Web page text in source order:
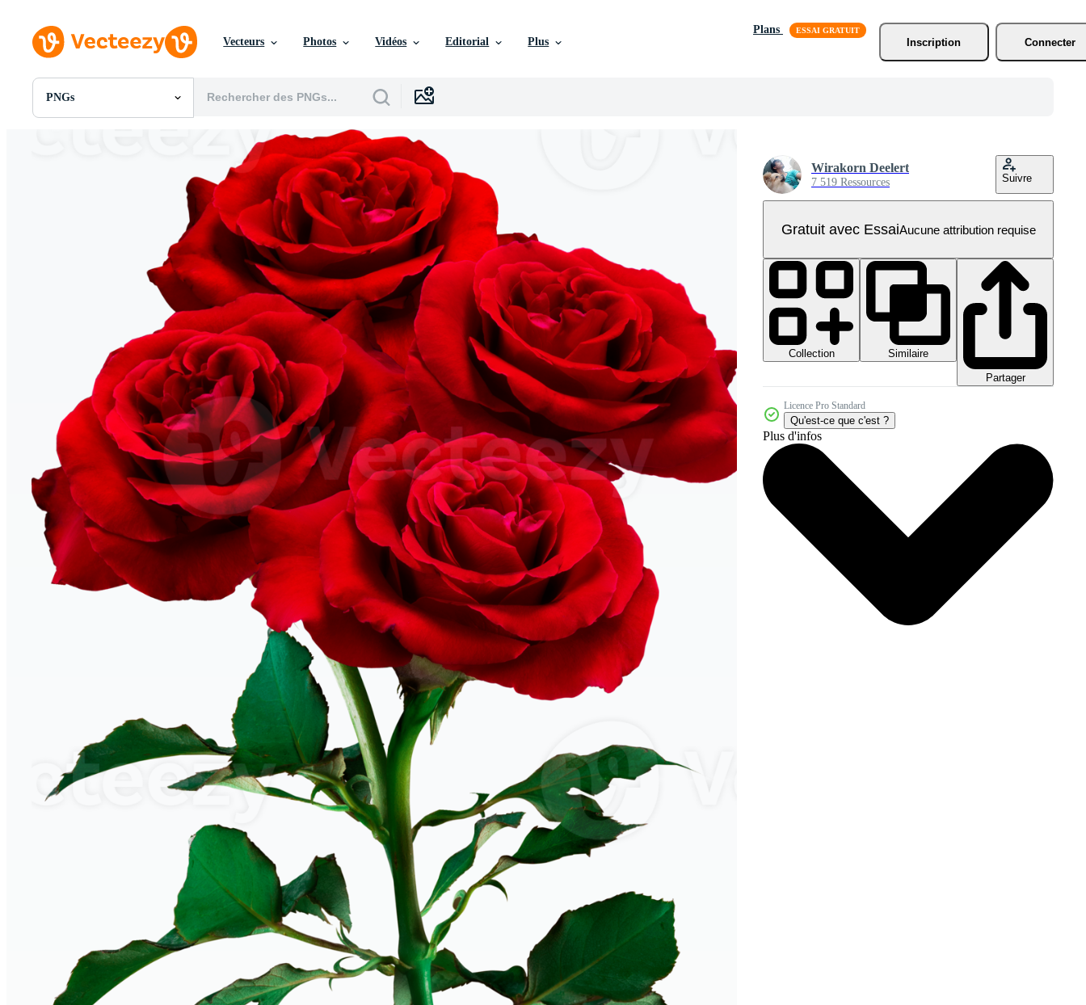
Vecteurs Photos Vidéos Editorial Plus
Plans
Inscription
Connecter
PNGs
Toutes Images
Images Éditoriales
Événements Éditoriaux
Wirakorn Deelert
7 519 Ressources Suivre
Gratuit avec EssaiAucune attribution requise
Collection
Similaire
Partager
Licence Pro Standard
Qu'est-ce que c'est ?
Plus d'infos